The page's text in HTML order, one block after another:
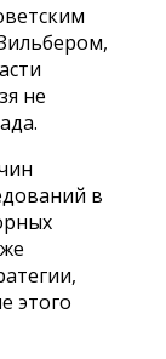
не
в
этого